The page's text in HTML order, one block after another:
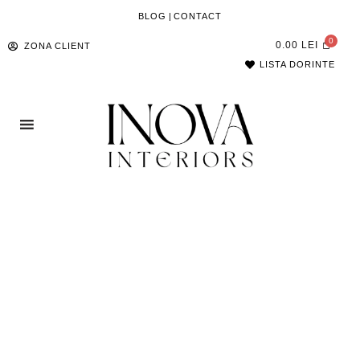
BLOG | CONTACT
ZONA CLIENT 0.00 LEI
LISTA DORINTE